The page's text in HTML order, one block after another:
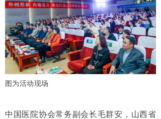
图为活动现场
中国医院协会常务副会长毛群安，山西省